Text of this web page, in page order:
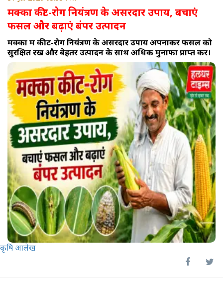
मक्का कीट-रोग नियंत्रण के असरदार उपाय, बचाएं
फसल और बढ़ाएं बंपर उत्पादन
मक्का में कीट-रोग नियंत्रण के असरदार उपाय अपनाकर फसल को
सुरक्षित रखें और बेहतर उत्पादन के साथ अधिक मुनाफा प्राप्त करें।
कृषि आलेख